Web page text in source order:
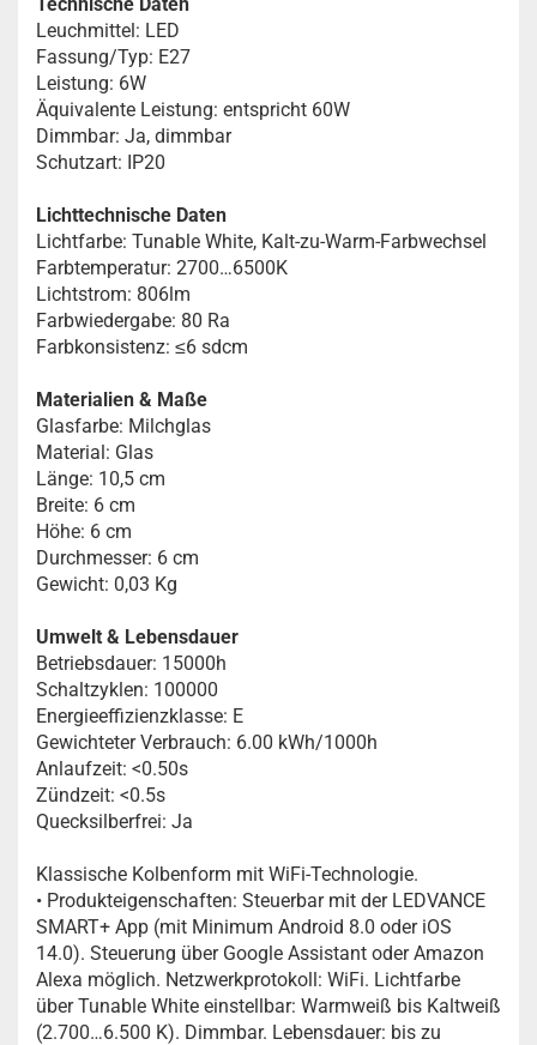
Leuchmittel: LED
Fassung/Typ: E27
Leistung: 6W
Äquivalente Leistung: entspricht 60W
Dimmbar: Ja, dimmbar
Schutzart: IP20
Lichttechnische Daten
Lichtfarbe: Tunable White, Kalt-zu-Warm-Farbwechsel
Farbtemperatur: 2700…6500K
Lichtstrom: 806lm
Farbwiedergabe: 80 Ra
Farbkonsistenz: ≤6 sdcm
Materialien & Maße
Glasfarbe: Milchglas
Material: Glas
Länge: 10,5 cm
Breite: 6 cm
Höhe: 6 cm
Durchmesser: 6 cm
Gewicht: 0,03 Kg
Umwelt & Lebensdauer
Betriebsdauer: 15000h
Schaltzyklen: 100000
Energieeffizienzklasse: E
Gewichteter Verbrauch: 6.00 kWh/1000h
Anlaufzeit: <0.50s
Zündzeit: <0.5s
Quecksilberfrei: Ja
Klassische Kolbenform mit WiFi-Technologie.
• Produkteigenschaften: Steuerbar mit der LEDVANCE
SMART+ App (mit Minimum Android 8.0 oder iOS
14.0). Steuerung über Google Assistant oder Amazon
Alexa möglich. Netzwerkprotokoll: WiFi. Lichtfarbe
über Tunable White einstellbar: Warmweiß bis Kaltweiß
(2.700…6.500 K). Dimmbar. Lebensdauer: bis zu